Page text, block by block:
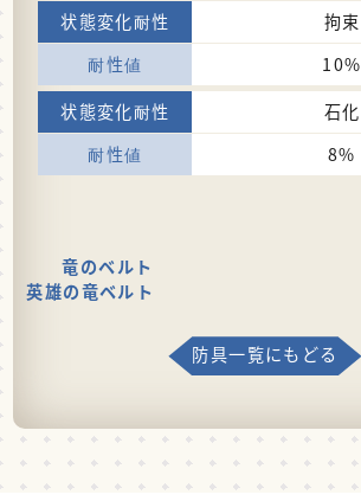
拘束
10%
石化
8%
竜のベルト
英雄の竜ベルト
防具一覧にもどる